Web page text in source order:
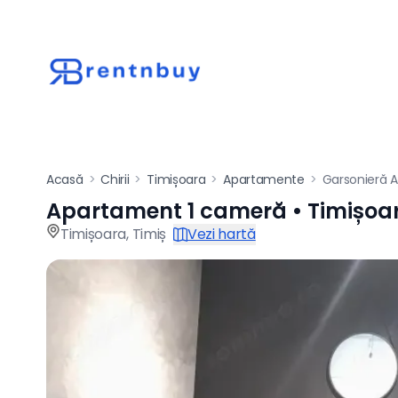
Acasă > Chirii > Timișoara > Apartamente > Garsonieră
Apartament de
Apartament 1 cameră •
Timișoara, Timiș Vezi hartă